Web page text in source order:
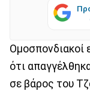
Ομοσπονδιακοί
ότι
σε βάρος του